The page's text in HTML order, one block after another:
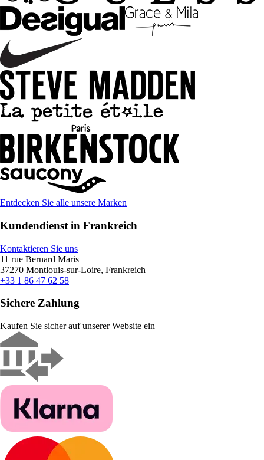
Entdecken Sie alle unsere Marken
Kundendienst in Frankreich
Kontaktieren Sie uns
11 rue Bernard Maris
37270 Montlouis-sur-Loire, Frankreich
+33 1 86 47 62 58
Sichere Zahlung
Kaufen Sie sicher auf unserer Website ein